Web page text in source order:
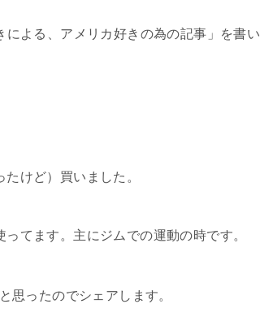
よる、アメリカ好きの為の記事」を書い
けど）買いました。
てます。主にジムでの運動の時です。
と思ったのでシェアします。